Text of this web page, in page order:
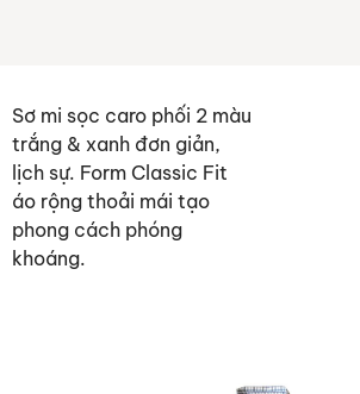
Sơ mi sọc caro phối 2 màu
trắng & xanh đơn giản,
lịch sự. Form Classic Fit
áo rộng thoải mái tạo
phong cách phóng
khoáng.